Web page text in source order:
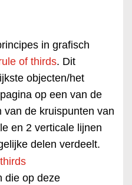
in grafisch
of thirds. Dit
objecten/het
op een van de
van de kruispunten van
en 2 verticale lijnen
delen verdeelt.
die op deze